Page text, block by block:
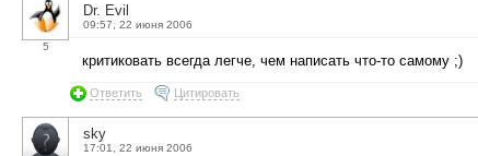
5
Dr. Evil
09:57, 22 июня 2006
критиковать всегда легче, чем написать что-то самому ;)
Ответить Цитировать
sky
17:01, 22 июня 2006